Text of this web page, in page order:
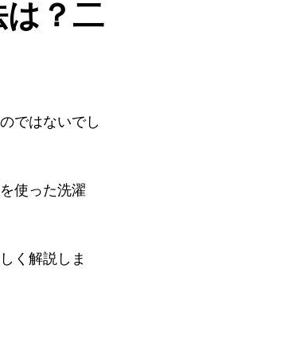
？二
ではないでし
使った洗濯
く解説しま